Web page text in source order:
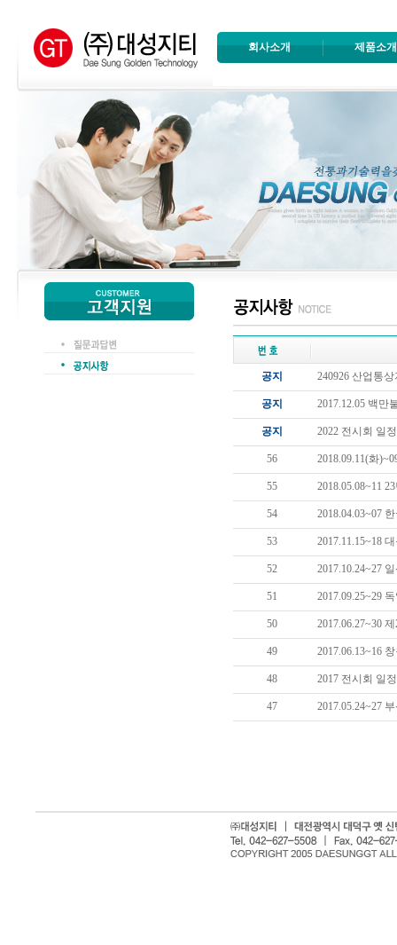
회사소개 제품소개
공지 240926 산업통
공지 2017.12.05 백만
공지 2022 전시회 일정
56 2018.09.11(화
55 2018.05.08~11
54 2018.04.03~07
53 2017.11.15~18
52 2017.10.24~27
51 2017.09.25~29
50 2017.06.27~30
49 2017.06.13~16
48 2017 전시회 일정
47 2017.05.24~27